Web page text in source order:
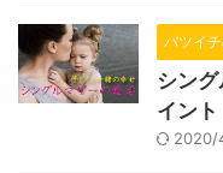
バツイ
シン
イント
2020/